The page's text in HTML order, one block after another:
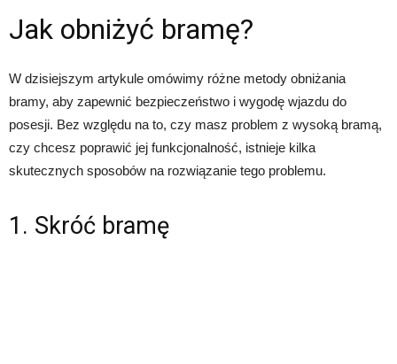
Jak obniżyć bramę?
W dzisiejszym artykule omówimy różne metody obniżania
bramy, aby zapewnić bezpieczeństwo i wygodę wjazdu do
posesji. Bez względu na to, czy masz problem z wysoką bramą,
czy chcesz poprawić jej funkcjonalność, istnieje kilka
skutecznych sposobów na rozwiązanie tego problemu.
1. Skróć bramę